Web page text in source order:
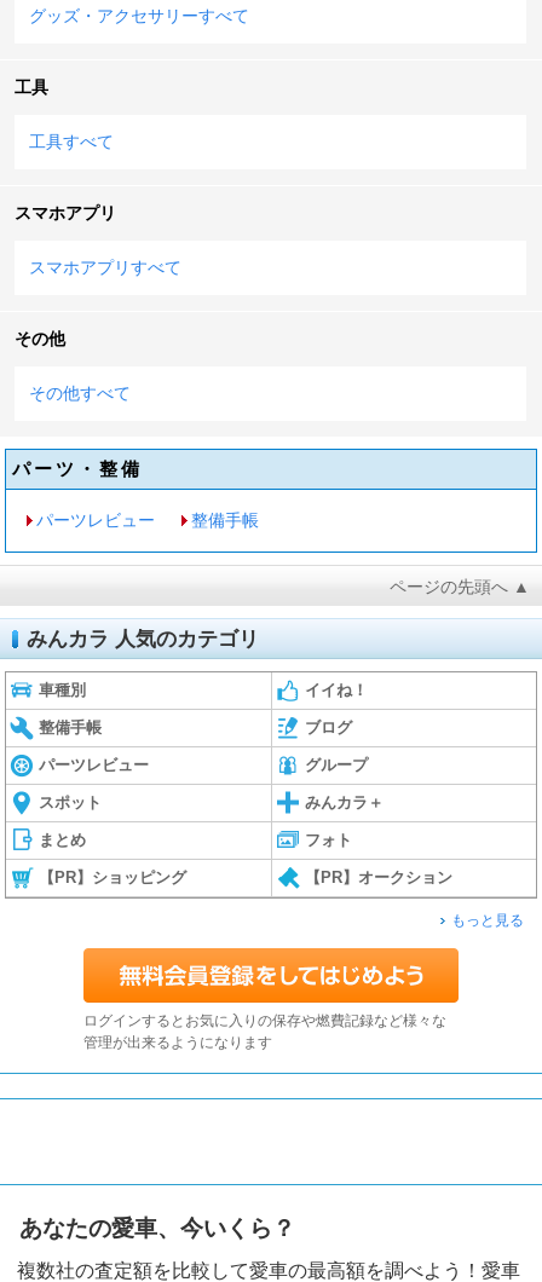
グッズ・アクセサリーすべて
工具
工具すべて
スマホアプリ
スマホアプリすべて
その他
その他すべて
パーツ・整備
パーツレビュー 整備手帳
ページの先頭へ ▲
みんカラ 人気のカテゴリ
車種別 イイね！
整備手帳 ブログ
パーツレビュー グループ
スポット みんカラ＋
まとめ フォト
【PR】ショッピング 【PR】オークション
もっと見る
ログインするとお気に入りの保存や燃費記録など様々な
管理が出来るようになります
あなたの愛車、今いくら？
複数社の査定額を比較して愛車の最高額を調べよう！愛車